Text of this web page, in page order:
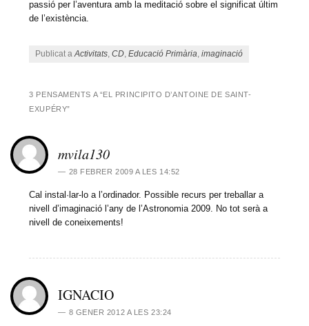
passió per l’aventura amb la meditació sobre el significat últim
de l’existència.
Publicat aActivitats ,CD ,Educació Primària ,imaginació
3 PENSAMENTS A “EL PRINCIPITO D’ANTOINE DE SAINT-
EXUPÉRY”
mvila130
28 FEBRER 2009 A LES 14:52
Cal instal·lar-lo a l’ordinador. Possible recurs per treballar a
nivell d’imaginació l’any de l’Astronomia 2009. No tot serà a
nivell de coneixements!
IGNACIO
8 GENER 2012 A LES 23:24